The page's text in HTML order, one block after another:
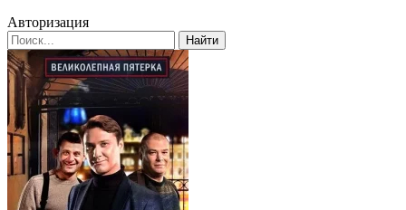
Авторизация
Найти